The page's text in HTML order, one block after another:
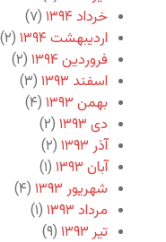
خرداد ۱۳۹۴
(۷)
اردیبهشت ۱۳۹۴
(۲)
فروردین ۱۳۹۴
(۲)
اسفند ۱۳۹۳
(۳)
بهمن ۱۳۹۳
(۴)
دی ۱۳۹۳
(۲)
آذر ۱۳۹۳
(۲)
آبان ۱۳۹۳
(۱)
شهریور ۱۳۹۳
(۴)
مرداد ۱۳۹۳
(۱)
تیر ۱۳۹۳
(۹)